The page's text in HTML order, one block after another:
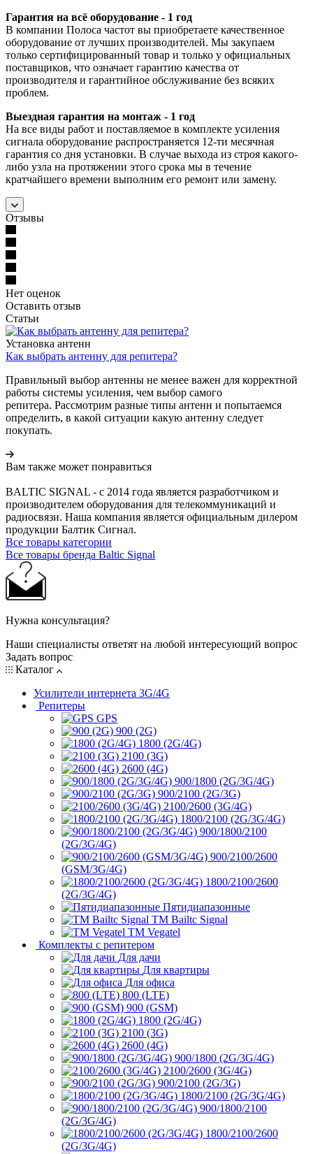
Гарантия на всё оборудование - 1 год
В компании Полоса частот вы приобретаете качественное
оборудование от лучших производителей. Мы закупаем
только сертифицированный товар и только у официальных
поставщиков, что означает гарантию качества от
производителя и гарантийное обслуживание без всяких
проблем.
Выездная гарантия на монтаж - 1 год
На все виды работ и поставляемое в комплекте усиления
сигнала оборудование распространяется 12-ти месячная
гарантия со дня установки. В случае выхода из строя какого-
либо узла на протяжении этого срока мы в течение
кратчайшего времени выполним его ремонт или замену.
Отзывы
Нет оценок
Оставить отзыв
Статьи
Установка антенн
Как выбрать антенну для репитера?
Правильный выбор антенны не менее важен для корректной
работы системы усиления, чем выбор самого
репитера. Рассмотрим разные типы антенн и попытаемся
определить, в какой ситуации какую антенну следует
покупать.
Вам также может понравиться
BALTIC SIGNAL - с 2014 года является разработчиком и
производителем оборудования для телекоммуникаций и
радиосвязи. Наша компания является официальным дилером
продукции Балтик Сигнал.
Все товары категории
Все товары бренда Baltic Signal
Нужна консультация?
Наши специалисты ответят на любой интересующий вопрос
Задать вопрос
Каталог
Усилители интернета 3G/4G
Репитеры
GPS
900 (2G)
1800 (2G/4G)
2100 (3G)
2600 (4G)
900/1800 (2G/3G/4G)
900/2100 (2G/3G)
2100/2600 (3G/4G)
1800/2100 (2G/3G/4G)
900/1800/2100
(2G/3G/4G)
900/2100/2600
(GSM/3G/4G)
1800/2100/2600
(2G/3G/4G)
Пятидиапазонные
ТМ Bailtc Signal
ТМ Vegatel
Комплекты с репитером
Для дачи
Для квартиры
Для офиса
800 (LTE)
900 (GSM)
1800 (2G/4G)
2100 (3G)
2600 (4G)
900/1800 (2G/3G/4G)
2100/2600 (3G/4G)
900/2100 (2G/3G)
1800/2100 (2G/3G/4G)
900/1800/2100
(2G/3G/4G)
1800/2100/2600
(2G/3G/4G)